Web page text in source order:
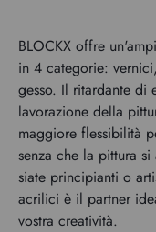
BLOCKX offre
in 4 categorie:
gesso. Il ritardante di
lavorazione della
maggiore flessibilità
senza che la pittura
siate principianti o
acrilici è il partner
vostra creatività.